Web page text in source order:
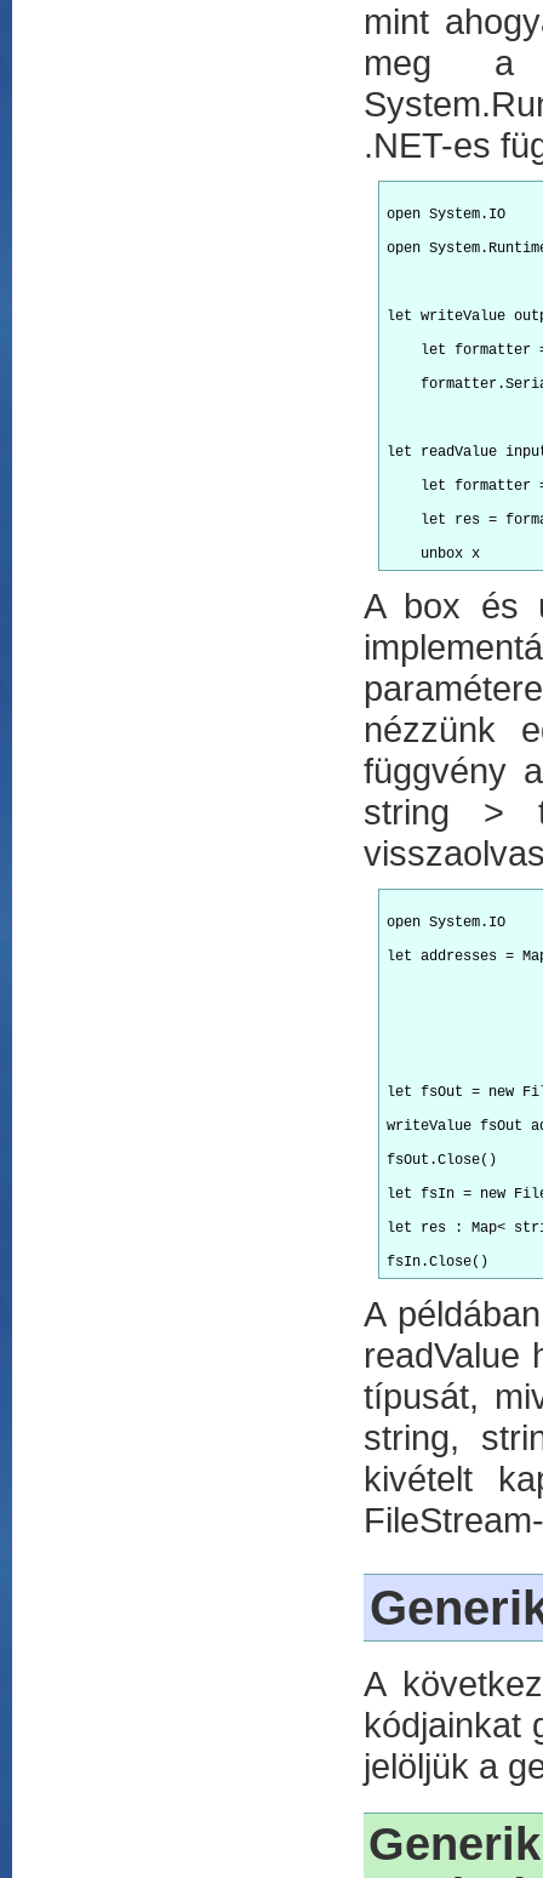
mint
meg a
.NET-es
open System.IO
open
let writeValue
let formatter =
let readValue
let formatter =
let res =
A box és
nézzünk
függvény
string >
open System.IO
let addresses =
let fsOut = new
writeValue fsOut
fsOut.Close()
let fsIn = new
let res : Map<
A
readValue
típusát,
string,
kivételt
A
kódjainkat
jelöljük a